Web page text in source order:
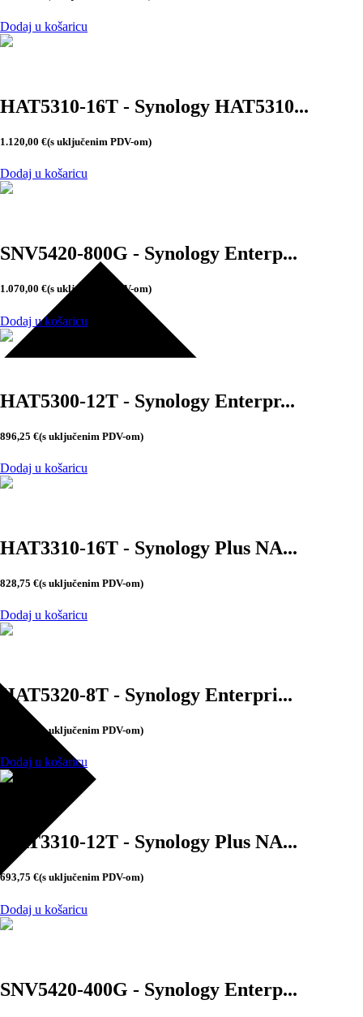
Dodaj u košaricu
HAT5310-16T - Synology HAT5310...
1.120,00 €(s uključenim PDV-om)
Dodaj u košaricu
SNV5420-800G - Synology Enterp...
1.070,00 €(s uključenim PDV-om)
Dodaj u košaricu
HAT5300-12T - Synology Enterpr...
896,25 €(s uključenim PDV-om)
Dodaj u košaricu
HAT3310-16T - Synology Plus NA...
828,75 €(s uključenim PDV-om)
Dodaj u košaricu
HAT5320-8T - Synology Enterpri...
(s uključenim PDV-om)
Dodaj u košaricu
HAT3310-12T - Synology Plus NA...
693,75 €(s uključenim PDV-om)
Dodaj u košaricu
SNV5420-400G - Synology Enterp...